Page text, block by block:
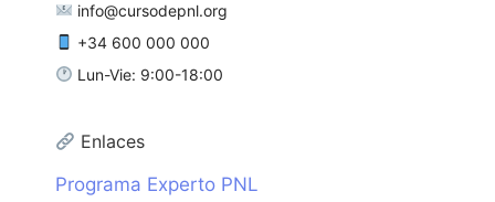
info@cursodepnl.org
+34 600 000 000
Lun-Vie: 9:00-18:00
Enlaces
Programa Experto PNL